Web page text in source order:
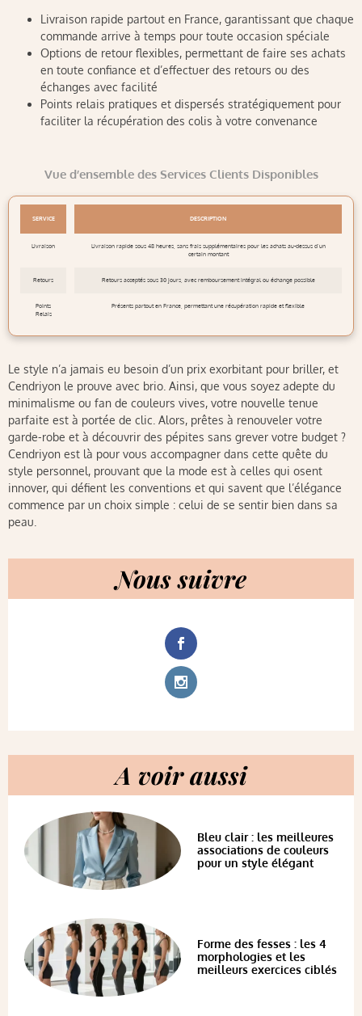
Livraison rapide partout en France, garantissant que chaque
commande arrive à temps pour toute occasion spéciale
Options de retour flexibles, permettant de faire ses achats
en toute confiance et d’effectuer des retours ou des
échanges avec facilité
Points relais pratiques et dispersés stratégiquement pour
faciliter la récupération des colis à votre convenance
Vue d’ensemble des Services Clients Disponibles
SERVICE DESCRIPTION
Livraison
Livraison rapide sous 48 heures, sans frais supplémentaires pour les achats au-dessus d’un
certain montant
Retours Retours acceptés sous 30 jours, avec remboursement intégral ou échange possible
Points
Relais
Présents partout en France, permettant une récupération rapide et flexible
Le style n’a jamais eu besoin d’un prix exorbitant pour briller, et
Cendriyon le prouve avec brio. Ainsi, que vous soyez adepte du
minimalisme ou fan de couleurs vives, votre nouvelle tenue
parfaite est à portée de clic. Alors, prêtes à renouveler votre
garde-robe et à découvrir des pépites sans grever votre budget ?
Cendriyon est là pour vous accompagner dans cette quête du
style personnel, prouvant que la mode est à celles qui osent
innover, qui défient les conventions et qui savent que l’élégance
commence par un choix simple : celui de se sentir bien dans sa
peau.
Nous suivre
A voir aussi
Bleu clair : les meilleures
associations de couleurs
pour un style élégant
Forme des fesses : les 4
morphologies et les
meilleurs exercices ciblés